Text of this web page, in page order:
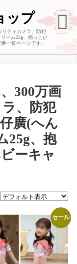
ップ
リティカメラ、防犯
ーム25g、抱っこひ
事一覧ページです。
300万画
、防犯
廣(へん
25g、抱
ーキャ
セール